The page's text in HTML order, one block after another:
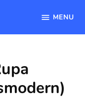
MENU